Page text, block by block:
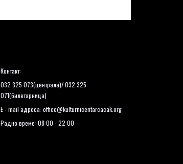
Контакт:
032 325 073(централа)/ 032 325
071(билетарница)
E - mail адреса: office@kulturnicentarcacak.org
Радно време: 08:00 - 22:00